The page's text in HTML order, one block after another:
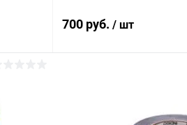
700 руб. / шт
Купить в 1 клик